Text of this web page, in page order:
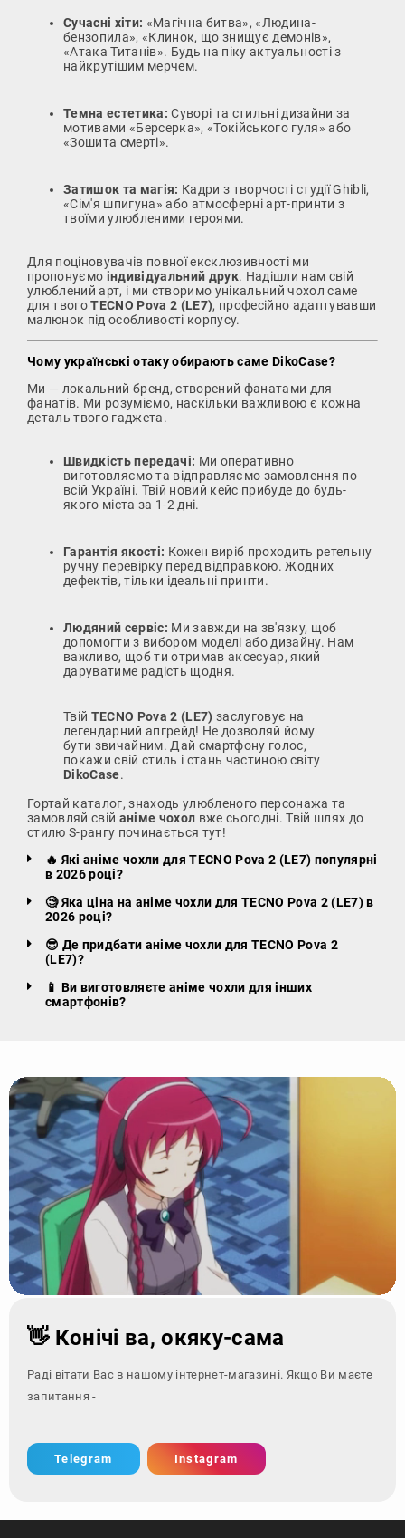
Сучасні хіти: «Магічна битва», «Людина-
бензопила», «Клинок, що знищує демонів»,
«Атака Титанів». Будь на піку актуальності з
найкрутішим мерчем.
Темна естетика: Суворі та стильні дизайни за
мотивами «Берсерка», «Токійського гуля» або
«Зошита смерті».
Затишок та магія: Кадри з творчості студії Ghibli,
«Сім'я шпигуна» або атмосферні арт-принти з
твоїми улюбленими героями.
Для поціновувачів повної ексклюзивності ми
пропонуємо індивідуальний друк. Надішли нам свій
улюблений арт, і ми створимо унікальний чохол саме
для твогоTECNO Pova 2 (LE7), професійно адаптувавши
малюнок під особливості корпусу.
Чому українські отаку обирають саме DikoCase?
Ми — локальний бренд, створений фанатами для
фанатів. Ми розуміємо, наскільки важливою є кожна
деталь твого гаджета.
Швидкість передачі: Ми оперативно
виготовляємо та відправляємо замовлення по
всій Україні. Твій новий кейс прибуде до будь-
якого міста за 1-2 дні.
Гарантія якості: Кожен виріб проходить ретельну
ручну перевірку перед відправкою. Жодних
дефектів, тільки ідеальні принти.
Людяний сервіс: Ми завжди на зв'язку, щоб
допомогти з вибором моделі або дизайну. Нам
важливо, щоб ти отримав аксесуар, який
даруватиме радість щодня.
Твій TECNO Pova 2 (LE7) заслуговує на
легендарний апгрейд! Не дозволяй йому
бути звичайним. Дай смартфону голос,
покажи свій стиль і стань частиною світу
DikoCase.
Гортай каталог, знаходь улюбленого персонажа та
замовляй свій аніме чохол вже сьогодні. Твій шлях до
стилю S-рангу починається тут!
🔥 Які аніме чохли для TECNO Pova 2 (LE7) популярні
в 2026 році?
🧐 Яка ціна на аніме чохли для TECNO Pova 2 (LE7) в
2026 році?
😎 Де придбати аніме чохли для TECNO Pova 2
(LE7)?
📱 Ви виготовляєте аніме чохли для інших
смартфонів?
👋 Конічі ва, окяку-сама
Раді вітати Вас в нашому інтернет-магазині. Якщо Ви маєте
запитання - зверніться за
Telegram Instagram